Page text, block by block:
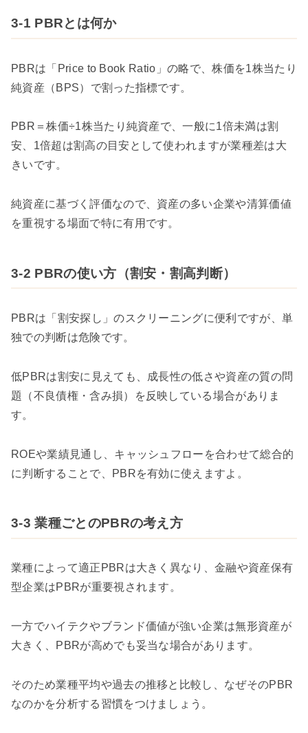
3-1 PBRとは何か
PBRは「Price to Book Ratio」の略で、株価を1株当たり
純資産（BPS）で割った指標です。
PBR＝株価÷1株当たり純資産で、一般に1倍未満は割
安、1倍超は割高の目安として使われますが業種差は大
きいです。
純資産に基づく評価なので、資産の多い企業や清算価値
を重視する場面で特に有用です。
3-2 PBRの使い方（割安・割高判断）
PBRは「割安探し」のスクリーニングに便利ですが、単
独での判断は危険です。
低PBRは割安に見えても、成長性の低さや資産の質の問
題（不良債権・含み損）を反映している場合がありま
す。
ROEや業績見通し、キャッシュフローを合わせて総合的
に判断することで、PBRを有効に使えますよ。
3-3 業種ごとのPBRの考え方
業種によって適正PBRは大きく異なり、金融や資産保有
型企業はPBRが重要視されます。
一方でハイテクやブランド価値が強い企業は無形資産が
大きく、PBRが高めでも妥当な場合があります。
そのため業種平均や過去の推移と比較し、なぜそのPBR
なのかを分析する習慣をつけましょう。